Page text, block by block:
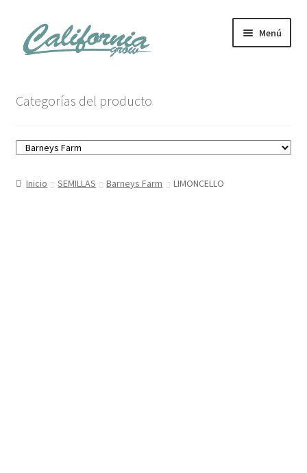
al
contenido
Menú
Carrito
Mi cuenta
Categorías del producto
Inicio SEMILLAS Barneys Farm LIMONCELLO